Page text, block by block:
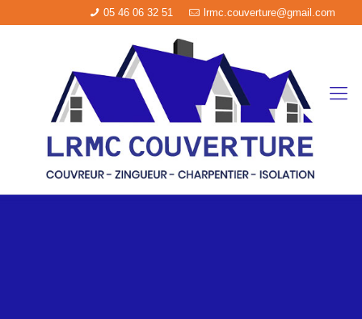
05 46 06 32 51 lrmc.couverture@gmail.com